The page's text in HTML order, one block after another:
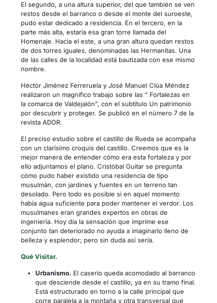
El segundo, a una altura superior, del que también se ven
restos desde el barranco o desde el monte del suroeste,
pudo estar dedicado a residencia. En el tercero, en la
parte más alta, estaría esa gran torre llamada del
Homenaje. Hacia el este, a una gran altura quedan restos
de dos torres iguales, denominadas las Hermanitas. Una
de las calles de la localidad está bautizada con ese mismo
nombre.
Héctor Jiménez Ferreruela y José Manuel Clúa Méndez
realizaron un magnífico trabajo sobre las “ Fortalezas en
la comarca de Valdejalón”, con el subtítulo Un patrimonio
por descubrir y proteger. Se publicó en el número 7 de la
revista ADOR.
El preciso estudio sobre el castillo de Rueda se acompaña
con un clarísimo croquis del castillo. Creemos que es la
mejor manera de entender cómo era esta fortaleza y por
ello adjuntamos el plano. Cristóbal Guitar se pregunta
cómo pudo haber existido una residencia de tipo
musulmán, con jardines y fuentes en un terreno tan
desolado. Pero todo es posible si en aquel momento
había agua suficiente para poder mantener el verdor. Los
musulmanes eran grandes expertos en obras de
ingeniería. Hoy día la sensación que imprime ese
conjunto tan deteriorado no ayuda a imaginarlo lleno de
belleza y esplendor; pero sin duda así sería.
Qué Visitar.
Urbanismo. El caserío queda acomodado al barranco
que desciende desde el castillo, ya en su tramo final.
Está estructurado en torno a la calle principal que
corre paralela a la montaña y otra transversal que